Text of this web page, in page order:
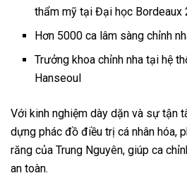
thẩm mỹ tại Đại học Bordeaux
Hơn 5000 ca lâm sàng chỉnh
Trưởng khoa chỉnh nha tại hệ
Hanseoul
Với kinh nghiệm dày dặn và sự tận
dựng phác đồ điều trị cá nhân hóa,
răng của Trung Nguyên, giúp ca
an toàn.